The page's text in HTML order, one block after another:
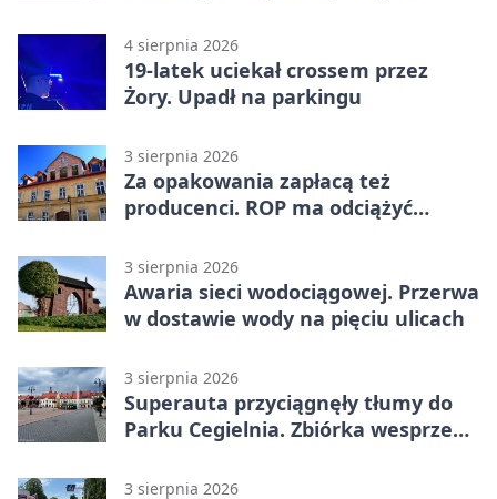
4 sierpnia 2026
19-latek uciekał crossem przez
Żory. Upadł na parkingu
3 sierpnia 2026
Za opakowania zapłacą też
producenci. ROP ma odciążyć
3 sierpnia 2026
Awaria sieci wodociągowej. Przerwa
w dostawie wody na pięciu ulicach
3 sierpnia 2026
Superauta przyciągnęły tłumy do
Parku Cegielnia. Zbiórka wesprze
3 sierpnia 2026